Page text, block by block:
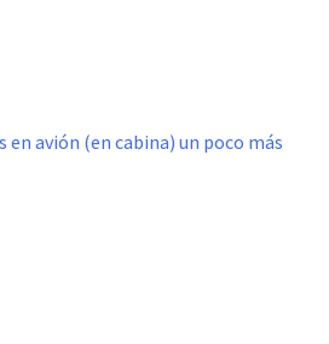
en avión (en cabina) un poco más